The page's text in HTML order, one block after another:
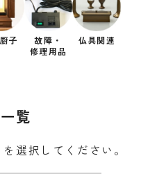
子
故障・
修理用品
仏具関連
覧
選択してください。